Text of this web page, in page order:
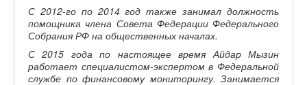
С 2012-го по 2014 год также занимал должность
помощника члена Совета Федерации Федерального
Собрания РФ на общественных началах.
С 2015 года по настоящее время Айдар Мызин
работает специалистом-экспертом в Федеральной
службе по финансовому мониторингу. Занимается